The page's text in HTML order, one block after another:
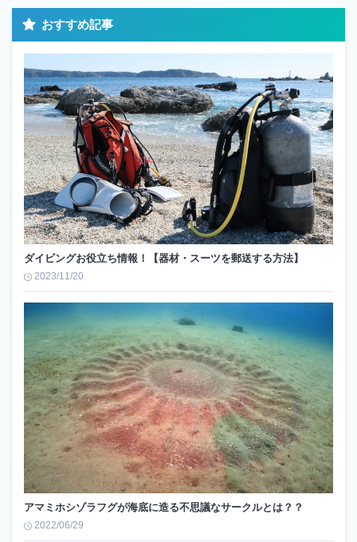
おすすめ記事
ダイビングお役立ち情報！【器材・スーツを郵送する方法】
2023/11/20
アマミホシゾラフグが海底に造る不思議なサークルとは？？
2022/06/29